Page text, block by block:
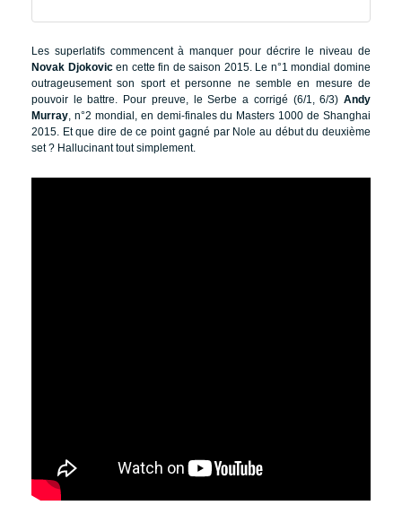
Les superlatifs commencent à manquer pour décrire le niveau de
Novak Djokovicen cette fin de saison 2015. Le n°1 mondial domine
outrageusement son sport et personne ne semble en mesure de
pouvoir le battre. Pour preuve, le Serbe a corrigé (6/1, 6/3) Andy
Murray , n°2 mondial, en demi-finales du Masters 1000 de Shanghai
2015. Et que dire de ce point gagné par Nole au début du deuxième
set ? Hallucinant tout simplement.